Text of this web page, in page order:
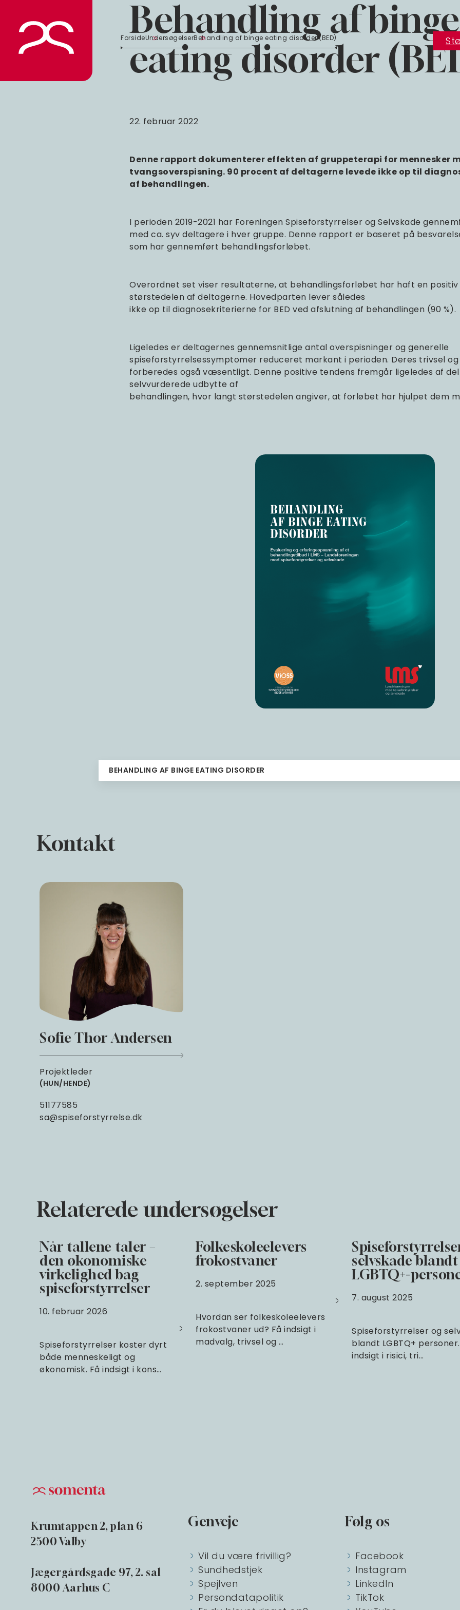
indhold
ForsideUndersøgelserBehandling af binge eating disorder (BED)
Behandling af binge
eating disorder
22. februar 2022
Denne rapport dokumenterer effekten af gruppeterapi for mennesker
tvangsoverspisning. 90 procent af deltagerne levede ikke op til
af behandlingen.
I perioden 2019-2021 har Foreningen Spiseforstyrrelser og Selvskade
med ca. syv deltagere i hver gruppe. Denne rapport er baseret på
som har gennemført behandlingsforløbet.
Overordnet set viser resultaterne, at behandlingsforløbet har haft en
størstedelen af deltagerne. Hovedparten lever således
ikke op til diagnosekriterierne for BED ved afslutning af behandlingen (90 %).
Ligeledes er deltagernes gennemsnitlige antal overspisninger og generelle
spiseforstyrrelsessymptomer reduceret markant i perioden. Deres trivsel
forberedes også væsentligt. Denne positive tendens fremgår ligeledes af
selvvurderede udbytte af
behandlingen, hvor langt størstedelen angiver, at forløbet har hjulpet dem
BEHANDLING AF BINGE EATING DISORDER
Kontakt
Sofie Thor Andersen
Projektleder
HUN/HENDE
51177585
sa@spiseforstyrrelse.dk
Relaterede undersøgelser
Når tallene taler –
den økonomiske
virkelighed bag
spiseforstyrrelser
10. februar 2026
Spiseforstyrrelser koster dyrt
både menneskeligt og
økonomisk. Få indsigt i kons…
Folkeskoleelevers
frokostvaner
2. september 2025
Hvordan ser folkeskoleelevers
frokostvaner ud? Få indsigt i
madvalg, trivsel og …
selvskade blandt
LGBTQ+-
7. august 2025
Spiseforstyrrelser og
blandt LGBTQ+
indsigt i risici, tri…
Krumtappen 2, plan 6
2500 Valby
Jægergårdsgade 97, 2. sal
8000 Aarhus C
Genveje
Vil du være frivillig?
Sundhedstjek
Spejlven
Persondatapolitik
Følg os
Facebook
Instagram
LinkedIn
TikTok